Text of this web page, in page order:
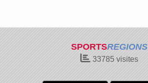
SPORTSREGIONS
33785visites